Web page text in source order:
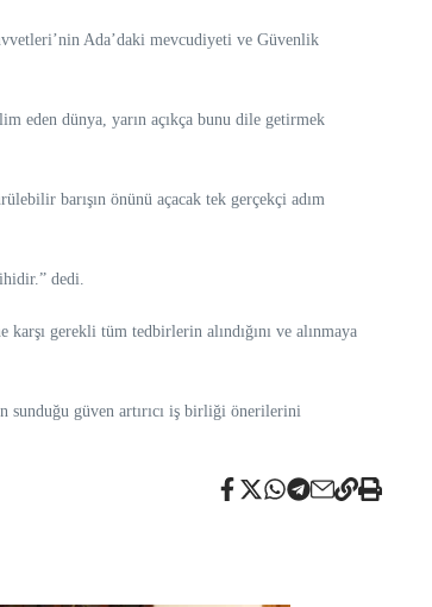
Ada’daki mevcudiyeti ve Güvenlik
eden dünya, yarın açıkça bunu dile getirmek
barışın önünü açacak tek gerçekçi adım
dedi.
gerekli tüm tedbirlerin alındığını ve alınmaya
sunduğu güven artırıcı iş birliği önerilerini